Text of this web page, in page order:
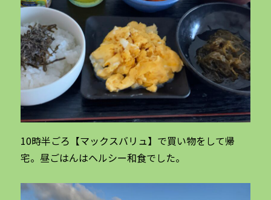
10時半ごろ【マックスバリュ】で買い物をして帰
宅。昼ごはんはヘルシー和食でした。